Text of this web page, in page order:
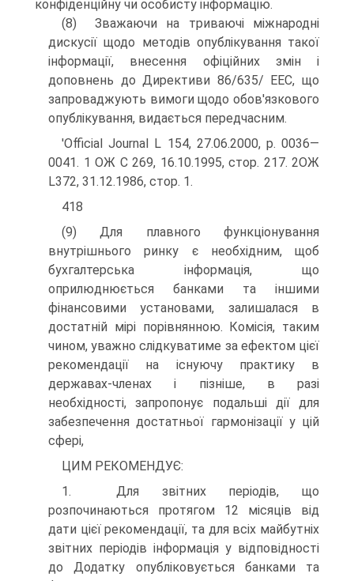
конфіденційну чи особисту інформацію.
(8) Зважаючи на триваючі міжнародні
дискусії щодо методів опублікування такої
інформації, внесення офіційних змін і
доповнень до Директиви 86/635/ EEC, що
запроваджують вимоги щодо обов'язкового
опублікування, видається передчасним.
'Official Journal L 154, 27.06.2000, p. 0036—
0041. 1 ОЖ С 269, 16.10.1995, стор. 217. 2ОЖ
L372, 31.12.1986, стор. 1.
418
(9) Для плавного функціонування
внутрішнього ринку є необхідним, щоб
бухгалтерська інформація, що
оприлюднюється банками та іншими
фінансовими установами, залишалася в
достатній мірі порівнянною. Комісія, таким
чином, уважно слідкуватиме за ефектом цієї
рекомендації на існуючу практику в
державах-членах і пізніше, в разі
необхідності, запропонує подальші дії для
забезпечення достатньої гармонізації у цій
сфері,
ЦИМ РЕКОМЕНДУЄ:
1. Для звітних періодів, що
розпочинаються протягом 12 місяців від
дати цієї рекомендації, та для всіх майбутніх
звітних періодів інформація у відповідності
до Додатку опубліковується банками та